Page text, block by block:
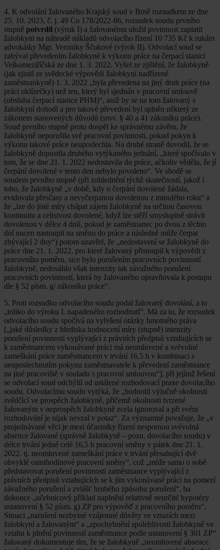
4. K odvolání žalovaného Krajský soud v Brně rozsudkem ze dne
25. 10. 2023, č. j. 49 Co 178/2022-86, rozsudek soudu prvního
stupně potvrdil (výrok I) a žalovanému uložil povinnost zaplatit
žalobkyni na náhradě nákladů odvolacího řízení 10 735 Kč k rukám
advokátky Mgr. Veroniky Ščukové (výrok II). Odvolací soud se
zabýval převedením žalobkyně k výkonu práce na čerpací stanici
Velkomeziříčská ze dne 1. 3. 2022. Vyšel ze zjištění, že žalobkyně
(jak zjistil ze svědecké výpovědi žalobkyni nadřízené
zaměstnankyně) 1. 3. 2022 „byla převedena na jiný druh práce (na
práci uklízečky) než ten, který byl sjednán v pracovní smlouvě
(obsluha čerpací stanice PHM)“, aniž by se na tom žalovaný s
žalobkyní dohodl a pro takové převedení byl splněn některý ze
zákonem stanovených důvodů (srov. § 40 a 41 zákoníku práce).
Soud prvního stupně proto dospěl ke správnému závěru, že
žalobkyně neporušila své pracovní povinnosti, pokud pokyn k
výkonu takové práce neuposlechla. Na druhé straně dovodil, že se
žalobkyně dopustila druhého vytýkaného jednání, „které spočívalo v
tom, že se dne 21. 1. 2022 nedostavila do práce, ačkoliv věděla, že jí
čerpání dovolené v tento den nebylo povoleno“. Ve shodě se
soudem prvního stupně (při zohlednění týchž skutečností, jakož i
toho, že žalobkyně „v době, kdy o čerpání dovolené žádala,
evidovala přesčasy a nevyčerpanou dovolenou z minulého roku“ a
že „lze do jisté míry chápat zájem žalobkyně na určitou časovou
kontinuitu a celistvost dovolené, když lze stěží smysluplně strávit
dovolenou v délce 4 dnů, pokud je zaměstnanec po dvou z těchto
dní nucen nastoupit na směnu do práce a následně může čerpat
zbývající 2 dny“) potom uzavřel, že „nedostavení se žalobkyně do
práce dne 21. 1. 2022, pro které žalovaný přistoupil k výpovědi z
pracovního poměru, sice bylo porušením pracovních povinností
žalobkyně, nedosáhlo však intenzity tak závažného porušení
pracovních povinností, která by žalovaného opravňovala k postupu
dle § 52 písm. g/ zákoníku práce“.
5. Proti rozsudku odvolacího soudu podal žalovaný dovolání, a to
„toliko do výroku I. napadeného rozhodnutí“. Má za to, že rozsudek
odvolacího soudu spočívá na vyřešení otázky hmotného práva
[„jaké důsledky z hlediska hodnocení míry (stupně) intenzity
porušení povinnosti vyplývající z právních předpisů vztahujících se
k zaměstnancem vykonávané práci má neomluvené a svévolné
zameškání práce zaměstnancem v trvání 16,5 h v kombinaci s
neuposlechnutím pokynu zaměstnavatele k převedení zaměstnance
na jiné pracoviště v souladu s pracovní smlouvou“], při jejímž řešení
se odvolací soud odchýlil od ustálené rozhodovací praxe dovolacího
soudu. Odvolacímu soudu vytýká, že „hodnotil výlučně okolnosti
svědčící ve prospěch žalobkyně, přičemž okolnosti tvrzené
žalovaným v neprospěch žalobkyně zcela ignoroval a při svém
rozhodování je nijak nevzal v potaz“. Za významné považuje, že „v
projednávané věci je mezi účastníky řízení nespornou svévolná
absence žalované (správně žalobkyně – pozn. dovolacího soudu) v
délce trvání jedné celé 16,5 h pracovní směny v pátek dne 21. 1.
2022. tj. neomluvené zameškání práce v trvání přesahující dvě
obvyklé osmihodinové pracovní směny“, což „může samo o sobě
představovat porušení povinnosti zaměstnance vyplývající z
právních předpisů vztahujících se k jím vykonávané práci na pomezí
závažného porušení a zvlášť hrubého způsobu porušení“, ba
dokonce „učebnicový příklad naplnění relativně neurčité hypotézy
ustanovení § 52 písm. g) ZP pro výpověď z pracovního poměru“.
Situaci „narušení nezbytné vzájemné důvěry ve vztazích mezi
žalobkyní a žalovaným“ a „zpochybnění spolehlivosti žalobkyně ve
vztahu k plnění povinností zaměstnance podle ustanovení § 301 ZP“
žalovaný dokumentuje tím, že se žalobkyně „neomluvené absence